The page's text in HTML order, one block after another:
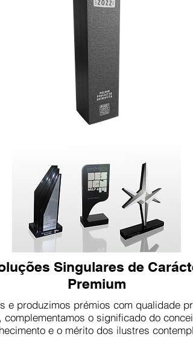
Singulares de
Premium
e produzimos prémios com qualidade
o significado do
e o mérito dos ilustres